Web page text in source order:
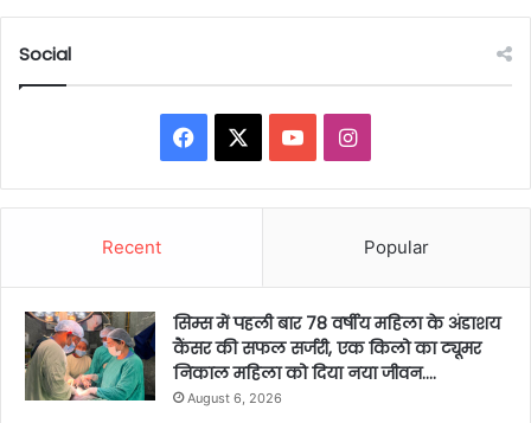
Social
Facebook YouTubeInstagram
Recent Popular
सिम्स में पहली बार 78 वर्षीय महिला के अंडाशय
कैंसर की सफल सर्जरी, एक किलो का ट्यूमर
निकाल महिला को दिया नया जीवन….
August 6, 2026